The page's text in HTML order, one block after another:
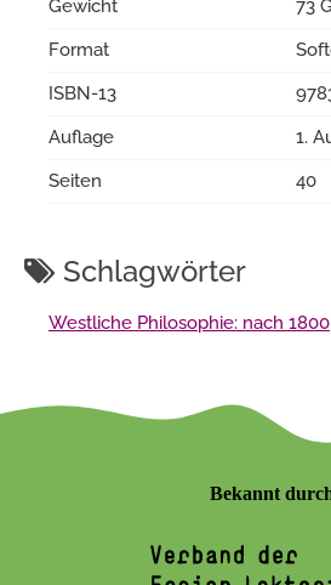
Gewicht
73
Format
ISBN-13
Auflage
1.
Seiten
40
Schlagwörter
Westliche Philosophie: nach 1800
Bekannt